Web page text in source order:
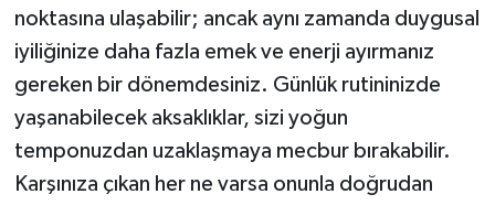
noktasına ulaşabilir; ancak aynı zamanda duygusal
iyiliğinize daha fazla emek ve enerji ayırmanız
gereken bir dönemdesiniz. Günlük rutininizde
yaşanabilecek aksaklıklar, sizi yoğun
temponuzdan uzaklaşmaya mecbur bırakabilir.
Karşınıza çıkan her ne varsa onunla doğrudan